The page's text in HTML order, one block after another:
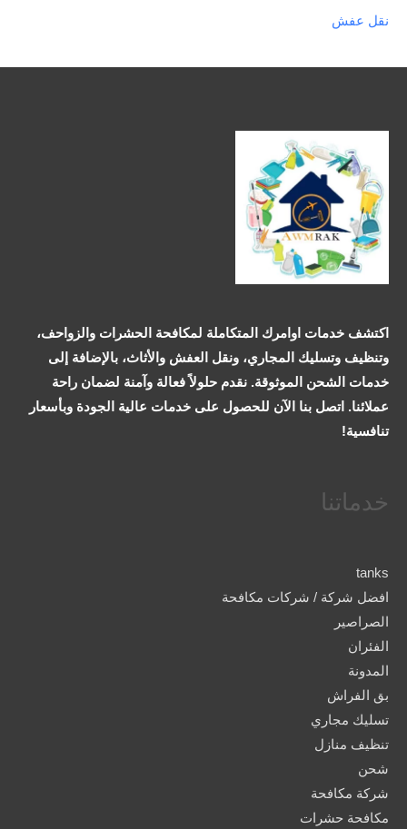
نقل عفش
اكتشف خدمات اوامرك المتكاملة لمكافحة الحشرات والزواحف،
وتنظيف وتسليك المجاري، ونقل العفش والأثاث، بالإضافة إلى
خدمات الشحن الموثوقة. نقدم حلولاً فعالة وآمنة لضمان راحة
عملائنا. اتصل بنا الآن للحصول على خدمات عالية الجودة وبأسعار
تنافسية!
خدماتنا
tanks
افضل شركة / شركات مكافحة
الصراصير
الفئران
المدونة
بق الفراش
تسليك مجاري
تنظيف منازل
شحن
شركة مكافحة
مكافحة حشرات